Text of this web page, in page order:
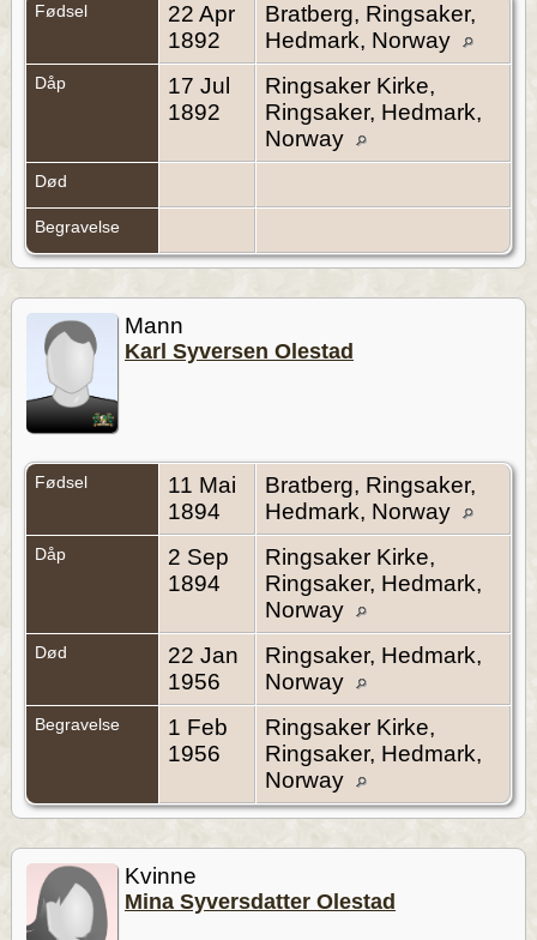
Fødsel
22 Apr
1892
Bratberg, Ringsaker,
Hedmark, Norway
Dåp
17 Jul
1892
Ringsaker Kirke,
Ringsaker, Hedmark,
Norway
Død
Begravelse
Mann
Karl Syversen Olestad
Fødsel
11 Mai
1894
Bratberg, Ringsaker,
Hedmark, Norway
Dåp
2 Sep
1894
Ringsaker Kirke,
Ringsaker, Hedmark,
Norway
Død
22 Jan
1956
Ringsaker, Hedmark,
Norway
Begravelse
1 Feb
1956
Ringsaker Kirke,
Ringsaker, Hedmark,
Norway
Kvinne
Mina Syversdatter Olestad